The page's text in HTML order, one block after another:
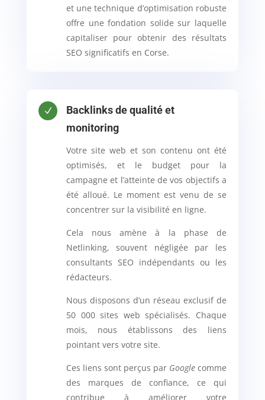
et une technique d’optimisation robuste
offre une fondation solide sur laquelle
capitaliser pour obtenir des résultats
SEO significatifs en Corse.
N
Backlinks de qualité et
monitoring
Votre site web et son contenu ont été
optimisés, et le budget pour la
campagne et l’atteinte de vos objectifs a
été alloué. Le moment est venu de se
concentrer sur la visibilité en ligne.
Cela nous amène à la phase de
Netlinking, souvent négligée par les
consultants SEO indépendants ou les
rédacteurs.
Nous disposons d’un réseau exclusif de
50 000 sites web spécialisés. Chaque
mois, nous établissons des liens
pointant vers votre site.
Ces liens sont perçus par Googlecomme
des marques de confiance, ce qui
contribue à améliorer votre